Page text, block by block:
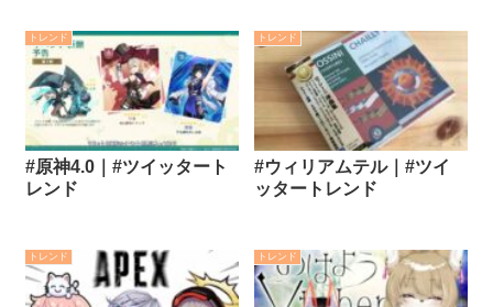
トレンド
#原神4.0｜#ツイッタート
レンド
トレンド
#ウィリアムテル｜#ツイ
ッタートレンド
トレンド トレンド